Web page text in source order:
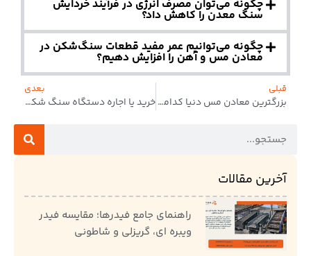
آخرین مقالات
راهنمای جامع فیدرها؛ مقایسه فیدر
ویبره ای، گریزلی و شاطونی
چگونه می‌توان مصرف انرژی در فرآیند خردایش
سنگ معدن را کاهش داد؟
چگونه می‌توانیم عمر مفید قطعات سنگ‌شکن در
معادن مس و آهن را افزایش دهیم؟
قبلی
بزرگترین معادن مس دنیا کدامند؟
بعدی
خرید یا اجاره دستگاه سنگ شکن معدن؟ کدام بهتر است؟